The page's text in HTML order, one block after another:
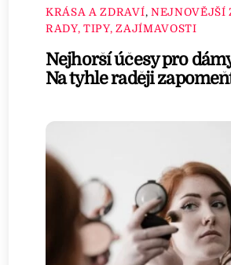
KRÁSA A ZDRAVÍ, NEJNOVĚJŠÍ
RADY, TIPY, ZAJÍMAVOSTI
Nejhorší účesy pro
Na tyhle raději